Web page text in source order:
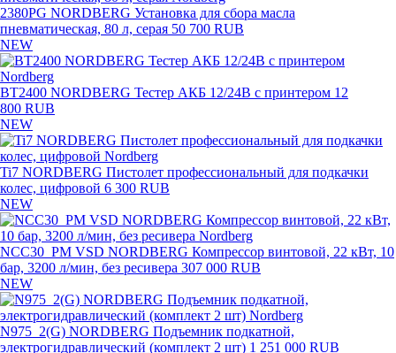
2380PG NORDBERG Установка для сбора масла
пневматическая, 80 л, серая 50 700 RUB
NEW
BT2400 NORDBERG Тестер АКБ 12/24В с принтером 12
800 RUB
NEW
Ti7 NORDBERG Пистолет профессиональный для подкачки
колес, цифровой 6 300 RUB
NEW
NCC30_PM VSD NORDBERG Компрессор винтовой, 22 кВт, 10
бар, 3200 л/мин, без ресивера 307 000 RUB
NEW
N975_2(G) NORDBERG Подъемник подкатной,
электрогидравлический (комплект 2 шт) 1 251 000 RUB